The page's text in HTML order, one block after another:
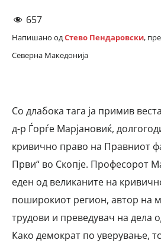
657
Напишано одСтево Пендаровски,
Северна Македонија
Со длабока тага ја примив
д-р Ѓорѓе Марјановиќ,
кривично право на Правниот
Први“ во Скопје. Професорот
еден од великаните на
поширокиот регион, автор на
трудови и преведувач на дела
Како демократ по уверување,